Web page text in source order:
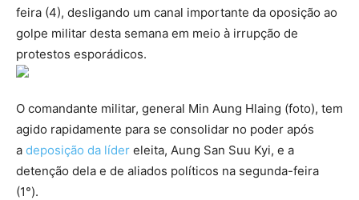
feira (4), desligando um canal importante da oposição ao
golpe militar desta semana em meio à irrupção de
protestos esporádicos.
O comandante militar, general Min Aung Hlaing (foto), tem
agido rapidamente para se consolidar no poder após
a deposição da líder eleita, Aung San Suu Kyi, e a
detenção dela e de aliados políticos na segunda-feira
(1°).